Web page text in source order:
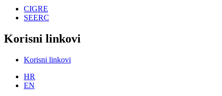
CIGRE
SEERC
Korisni linkovi
Korisni linkovi
HR
EN